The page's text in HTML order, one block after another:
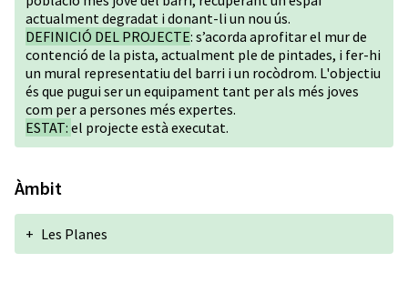
actualment degradat i donant-li un nou ús.
DEFINICIÓ DEL PROJECTE: s’acorda aprofitar el mur de
contenció de la pista, actualment ple de pintades, i fer-hi
un mural representatiu del barri i un rocòdrom. L'objectiu
és que pugui ser un equipament tant per als més joves
com per a persones més expertes.
ESTAT: el projecte està executat.
Àmbit
+ Les Planes